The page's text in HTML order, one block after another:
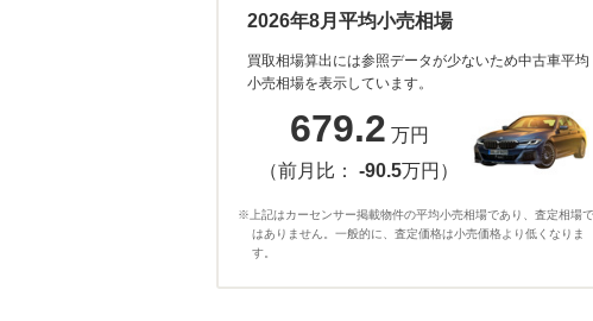
2026年8月平均小売相場
買取相場算出には参照データが少ないため中古車平均
小売相場を表示しています。
679.2 万円
（前月比： -90.5万円）
※上記はカーセンサー掲載物件の平均小売相場であり、査定相場で
はありません。一般的に、査定価格は小売価格より低くなりま
す。